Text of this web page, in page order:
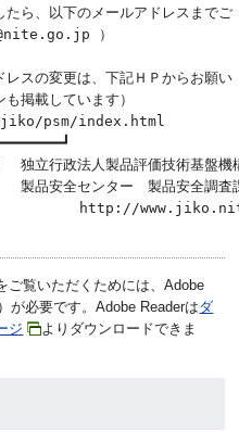
ら、以下のメールアドレスまでご
スの変更は、下記ＨＰからお願い
ガジンも掲載しています
jiko/psm/
法人製品評価技術基盤機
　製品安全調査
ご覧いただくためには、Adobe
が必要です。Adobe Readerはダ
ジ
よりダウンロードできま